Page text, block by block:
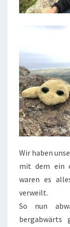
Wir haben
mit dem ein
waren es
verweilt.
So nun